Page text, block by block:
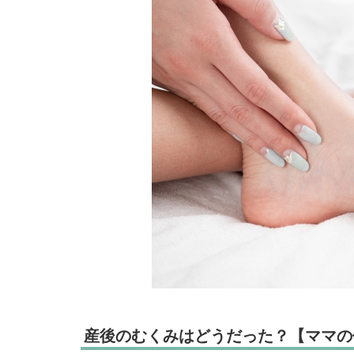
産後のむくみはどうだった？【ママ